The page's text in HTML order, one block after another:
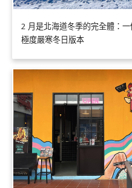
2 月是北海道冬季的完全體：
極度嚴寒冬日版本